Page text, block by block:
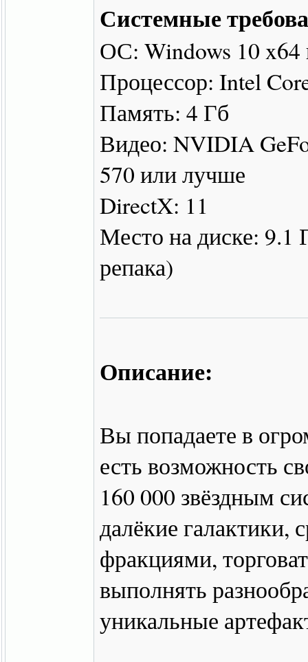
Системные
ОС: Windows 10
Процессор: Intel
Память: 4 Гб
Видео: NVIDIA
570 или лучше
DirectX: 11
Место на диске: 9.1
репака)
Описание:
Вы попадаете в
есть возможность
160 000 звёздным
далёкие галактики,
фракциями,
выполнять
уникальные